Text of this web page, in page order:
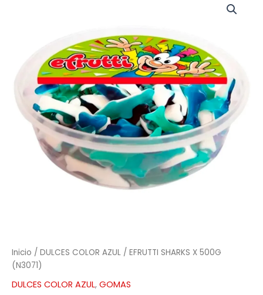
Inicio / DULCES COLOR AZUL / EFRUTTI SHARKS X 500G
(N3071)
DULCES COLOR AZUL, GOMAS
cantidad